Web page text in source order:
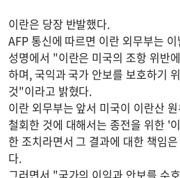
이란은 당장 반발했다.
AFP 통신에 따르면 이란 외무부는
성명에서 "이란은 미국의 조항 위반
하며, 국익과 국가 안보를 보호하기
것"이라고 밝혔다.
이란 외무부는 앞서 미국이 이란산
철회한 것에 대해서는 종전을 위한 '
한 조치라면서 그 결과에 대한 책임
다.